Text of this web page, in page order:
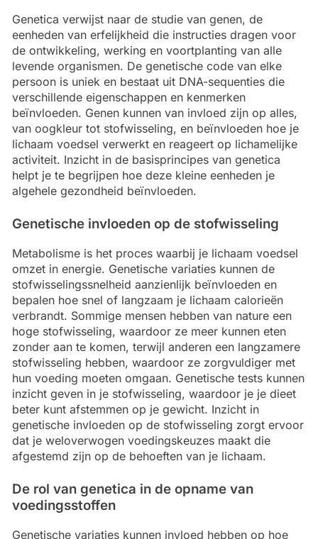
Genetica verwijst naar de studie van genen, de
eenheden van erfelijkheid die instructies dragen voor
de ontwikkeling, werking en voortplanting van alle
levende organismen. De genetische code van elke
persoon is uniek en bestaat uit DNA-sequenties die
verschillende eigenschappen en kenmerken
beïnvloeden. Genen kunnen van invloed zijn op alles,
van oogkleur tot stofwisseling, en beïnvloeden hoe je
lichaam voedsel verwerkt en reageert op lichamelijke
activiteit. Inzicht in de basisprincipes van genetica
helpt je te begrijpen hoe deze kleine eenheden je
algehele gezondheid beïnvloeden.
Genetische invloeden op de stofwisseling
Metabolisme is het proces waarbij je lichaam voedsel
omzet in energie. Genetische variaties kunnen de
stofwisselingssnelheid aanzienlijk beïnvloeden en
bepalen hoe snel of langzaam je lichaam calorieën
verbrandt. Sommige mensen hebben van nature een
hoge stofwisseling, waardoor ze meer kunnen eten
zonder aan te komen, terwijl anderen een langzamere
stofwisseling hebben, waardoor ze zorgvuldiger met
hun voeding moeten omgaan. Genetische tests kunnen
inzicht geven in je stofwisseling, waardoor je je dieet
beter kunt afstemmen op je gewicht. Inzicht in
genetische invloeden op de stofwisseling zorgt ervoor
dat je weloverwogen voedingskeuzes maakt die
afgestemd zijn op de behoeften van je lichaam.
De rol van genetica in de opname van
voedingsstoffen
Genetische variaties kunnen invloed hebben op hoe